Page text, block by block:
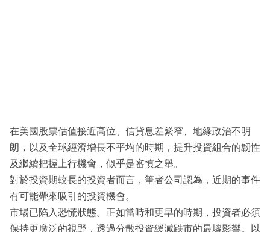
在美國股票估值接近高位、信貸息差緊窄、地緣政治不明
朗，以及全球經濟增長不平均的時期，提升投資組合的韌性
及繼續把握上行機會，似乎是審慎之舉。
對於投資期較長的投資者而言，筆者公司認為，近期的事件
有可能帶來吸引的投資機會。
市場已陷入恐慌狀態。正如當時和更早的時期，投資者必須
保持更廣泛的視野，透過分散投資緩減跌市的最壞影響。以